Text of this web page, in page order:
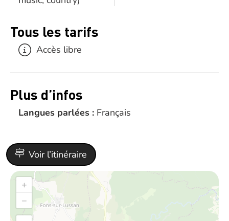
Tous les tarifs
Accès libre
Plus d’infos
Langues parlées : Français
Voir l’itinéraire
+
−